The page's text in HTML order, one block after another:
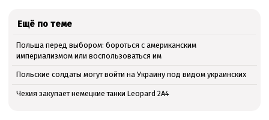
Ещё по теме
Польша перед выбором: бороться с американским
империализмом или воспользоваться им
Польские солдаты могут войти на Украину под видом украинских
Чехия закупает немецкие танки Leopard 2A4